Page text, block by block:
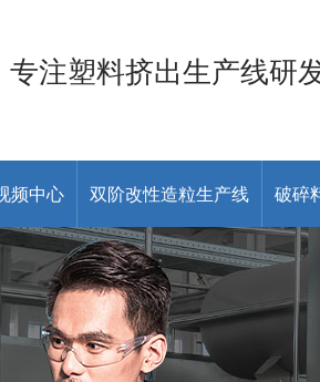
专注塑料挤出生产线研
频中心 双阶改性造粒生产线 破碎